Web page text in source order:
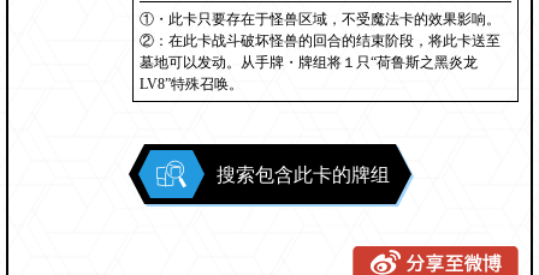
①・此卡只要存在于怪兽区域，不受魔法卡的效果影响。
②：在此卡战斗破坏怪兽的回合的结束阶段，将此卡送至
墓地可以发动。从手牌・牌组将１只“荷鲁斯之黑炎龙
LV8”特殊召唤。
搜索包含此卡的牌组